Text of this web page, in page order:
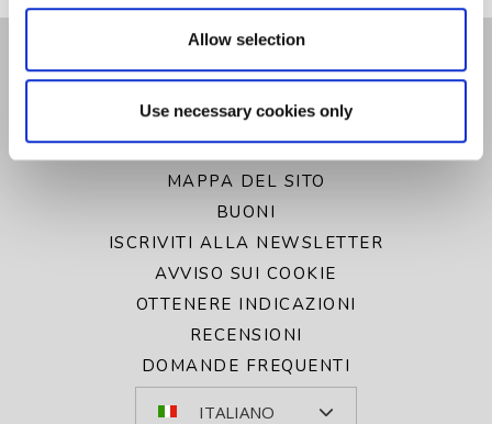
Allow selection
Use necessary cookies only
GALLERIA
POLITICA SULLA RISERVATEZZA
AVVISO SUI COOKIE
MAPPA DEL SITO
BUONI
ISCRIVITI ALLA NEWSLETTER
AVVISO SUI COOKIE
OTTENERE INDICAZIONI
RECENSIONI
DOMANDE FREQUENTI
ITALIANO